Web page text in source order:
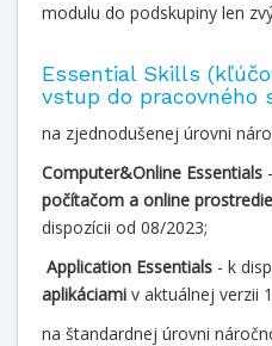
modulu do podskupiny len
Essential Skills
vstup do pracovného
na zjednodušenej úrovni
Computer&Online Essentials
počítačom a online prostredie
dispozícii od 08/2023;
Application Essentials - k
aplikáciami v aktuálnej verzii
na štandardnej úrovni